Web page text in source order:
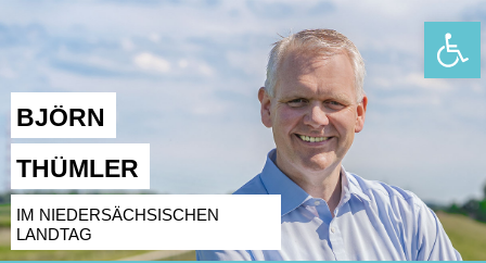
BJÖRN
THÜMLER
IM NIEDERSÄCHSISCHEN
LANDTAG